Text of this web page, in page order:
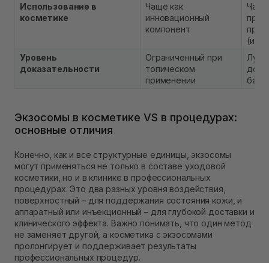
Использование в
косметике
Чаще как
инновационный
компонент
Уровень
доказательности
Ограниченный при
топическом
применении
Экзосомы в косметике VS в процедурах:
основные отличия
Конечно, как и все структурные единицы, экзосомы
могут применяться не только в составе уходовой
косметики, но и в клинике в профессиональных
процедурах. Это два разных уровня воздействия,
поверхностный – для поддержания состояния кожи, и
аппаратный или инъекционный – для глубокой доставки и
клинического эффекта. Важно понимать, что один метод
не заменяет другой, а косметика с экзосомами
пролонгирует и поддерживает результаты
профессиональных процедур.